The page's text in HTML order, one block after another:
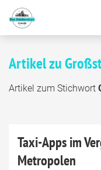
Artikel zu
Artikel zum Stichwort
Taxi-Apps im
Metropolen